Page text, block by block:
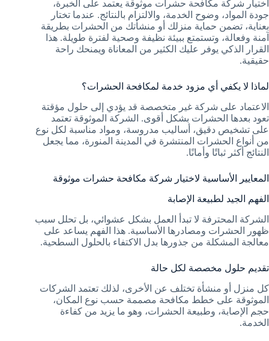
اختيار شركة مكافحة حشرات موثوقة يعتمد على الخبرة،
جودة المواد، وضوح الخدمة، والالتزام بالنتائج. عندما تختار
بعناية، تضمن حماية منزلك أو منشأتك من الحشرات بطريقة
آمنة وفعالة، وتستمتع ببيئة نظيفة وصحية لفترة طويلة. هذا
القرار الذكي يوفر عليك الكثير من المعاناة ويمنحك راحة
حقيقية.
لماذا لا يكفي أي مزود خدمة لمكافحة الحشرات؟
الاعتماد على شركة غير متخصصة قد يؤدي إلى حلول مؤقتة
تعود بعدها الحشرات بشكل أقوى. الشركة الموثوقة تعتمد
على تشخيص دقيق، أساليب مدروسة، ومواد مناسبة لكل نوع
من أنواع الحشرات المنتشرة في المدينة المنورة، مما يجعل
النتائج أكثر ثباتًا وأمانًا.
المعايير الأساسية لاختيار شركة مكافحة حشرات موثوقة
الفهم الجيد لطبيعة الإصابة
الشركة المحترفة لا تبدأ العمل بشكل عشوائي، بل تحلل سبب
ظهور الحشرات ومصادرها الأساسية. هذا الفهم يساعد على
معالجة المشكلة من جذورها بدل الاكتفاء بالحلول السطحية.
تقديم حلول مخصصة لكل حالة
كل منزل أو منشأة تختلف عن الأخرى، لذلك تعتمد الشركات
الموثوقة على خطط مكافحة مصممة حسب نوع المكان،
حجم الإصابة، وطبيعة الحشرات، وهو ما يزيد من كفاءة
الخدمة.